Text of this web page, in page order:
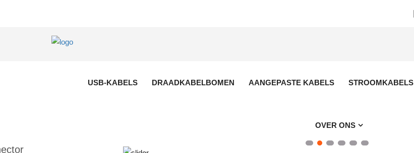
USB-KABELS DRAADKABELBOMEN AANGEPASTE KABELS STROOMKABELS
OVER ONS